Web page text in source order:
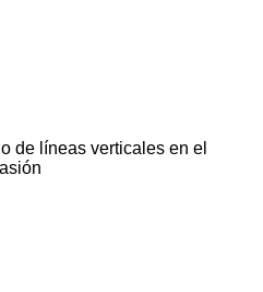
de líneas verticales en el